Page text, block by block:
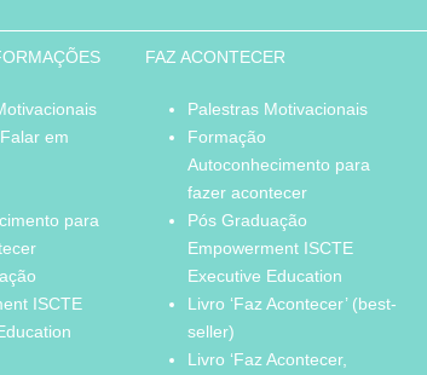
em
para
ISCTE
FAZ ACONTECER
Palestras Motivacionais
Formação
Autoconhecimento para
fazer acontecer
Pós Graduação
Empowerment ISCTE
Executive Education
Livro ‘Faz Acontecer’ (best-
seller)
Livro ‘Faz Acontecer,